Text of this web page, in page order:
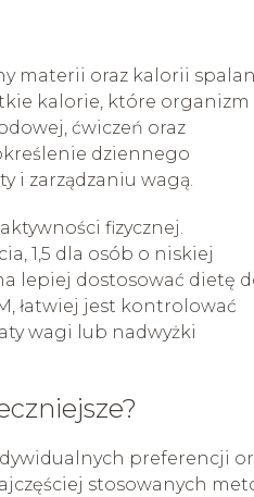
materii oraz kalorii
kalorie, które organizm
ćwiczeń oraz
dziennego
i zarządzaniu wagą.
fizycznej.
1,5 dla osób o niskiej
lepiej dostosować dietę
łatwiej jest kontrolować
wagi lub nadwyżki
preferencji
stosowanych